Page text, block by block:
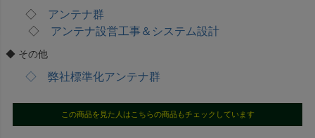
◇ アンテナ群
◇ アンテナ設営工事＆システム設計
◆ その他
◇ 弊社標準化アンテナ群
この商品を見た人はこちらの商品もチェックしています